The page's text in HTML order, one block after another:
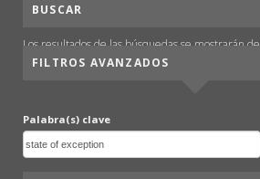
BUSCAR
Los resultados de las búsquedas se mostrarán
FILTROS AVANZADOS
Palabra(s) clave